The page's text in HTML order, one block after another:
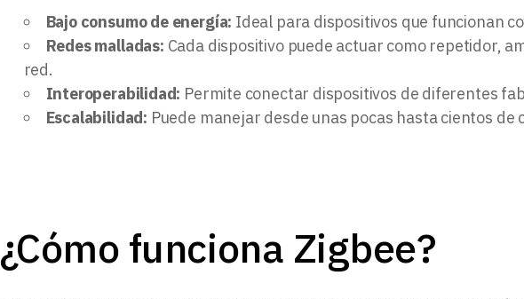
Bajo consumo de energía: Ideal para dispositivos que funcionan
Redes malladas: Cada dispositivo puede actuar como repetidor,
red.
Interoperabilidad: Permite conectar dispositivos de diferentes
Escalabilidad: Puede manejar desde unas pocas hasta cientos de
¿Cómo funciona Zigbee?